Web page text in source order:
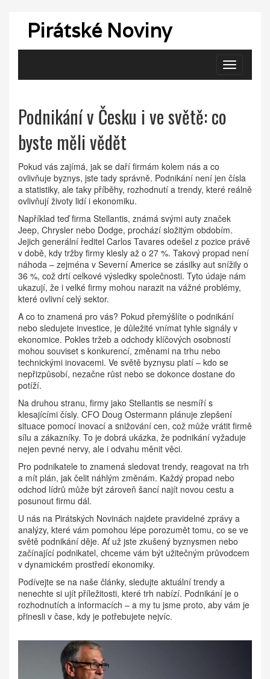
Pirátské Noviny
Zobrazit
navigaci
Podnikání v Česku i ve světě: co
byste měli vědět
Pokud vás zajímá, jak se daří firmám kolem nás a co
ovlivňuje byznys, jste tady správně. Podnikání není jen čísla
a statistiky, ale taky příběhy, rozhodnutí a trendy, které reálně
ovlivňují životy lidí i ekonomiku.
Například teď firma Stellantis, známá svými auty značek
Jeep, Chrysler nebo Dodge, prochází složitým obdobím.
Jejich generální ředitel Carlos Tavares odešel z pozice právě
v době, kdy tržby firmy klesly až o 27 %. Takový propad není
náhoda – zejména v Severní Americe se zásilky aut snížily o
36 %, což drtí celkové výsledky společnosti. Tyto údaje nám
ukazují, že i velké firmy mohou narazit na vážné problémy,
které ovlivní celý sektor.
A co to znamená pro vás? Pokud přemýšlíte o podnikání
nebo sledujete investice, je důležité vnímat tyhle signály v
ekonomice. Pokles tržeb a odchody klíčových osobností
mohou souviset s konkurencí, změnami na trhu nebo
technickými inovacemi. Ve světě byznysu platí – kdo se
nepřizpůsobí, nezačne růst nebo se dokonce dostane do
potíží.
Na druhou stranu, firmy jako Stellantis se nesmíří s
klesajícími čísly. CFO Doug Ostermann plánuje zlepšení
situace pomocí inovací a snižování cen, což může vrátit firmě
sílu a zákazníky. To je dobrá ukázka, že podnikání vyžaduje
nejen pevné nervy, ale i odvahu měnit věci.
Pro podnikatele to znamená sledovat trendy, reagovat na trh
a mít plán, jak čelit náhlým změnám. Každý propad nebo
odchod lídrů může být zároveň šancí najít novou cestu a
posunout firmu dál.
U nás na Pirátských Novinách najdete pravidelné zprávy a
analýzy, které vám pomohou lépe porozumět tomu, co se ve
světě podnikání děje. Ať už jste zkušený byznysmen nebo
začínající podnikatel, chceme vám být užitečným průvodcem
v dynamickém prostředí ekonomiky.
Podívejte se na naše články, sledujte aktuální trendy a
nenechte si ujít příležitosti, které trh nabízí. Podnikání je o
rozhodnutích a informacích – a my tu jsme proto, aby vám je
přinesli v čase, kdy je potřebujete nejvíc.